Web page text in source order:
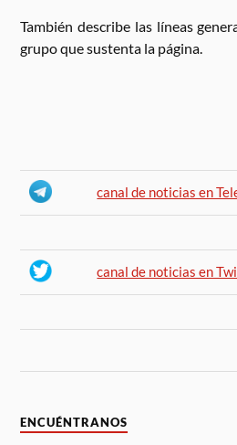
También describe las líneas
grupo que sustenta la página.
canal de noticias en
canal de noticias en
ENCUÉNTRANOS